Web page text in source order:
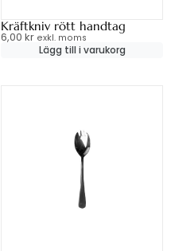
Kräftkniv rött handtag
6,00 kr exkl. moms
Lägg till i varukorg